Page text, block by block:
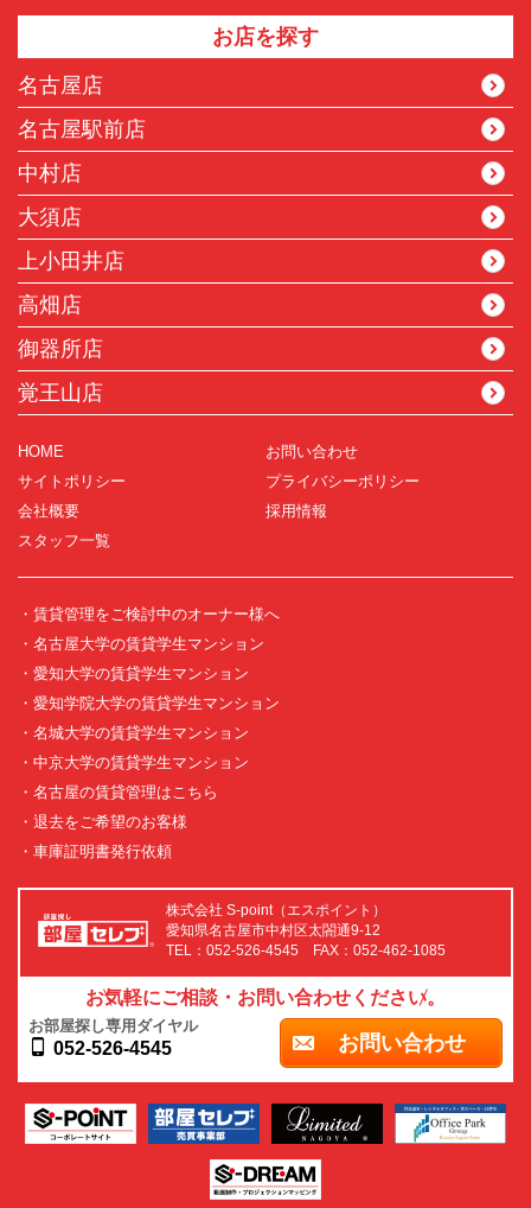
お店を探す
名古屋店
名古屋駅前店
中村店
大須店
上小田井店
高畑店
御器所店
覚王山店
HOME
お問い合わせ
サイトポリシー
プライバシーポリシー
会社概要
採用情報
スタッフ一覧
・賃貸管理をご検討中のオーナー様へ
・名古屋大学の賃貸学生マンション
・愛知大学の賃貸学生マンション
・愛知学院大学の賃貸学生マンション
・名城大学の賃貸学生マンション
・中京大学の賃貸学生マンション
・名古屋の賃貸管理はこちら
・退去をご希望のお客様
・車庫証明書発行依頼
株式会社 S-point（エスポイント）
愛知県名古屋市中村区太閤通9-12
TEL：052-526-4545 FAX：052-462-1085
お気軽にご相談・お問い合わせください。
お部屋探し専用ダイヤル
052-526-4545 お問い合わせ